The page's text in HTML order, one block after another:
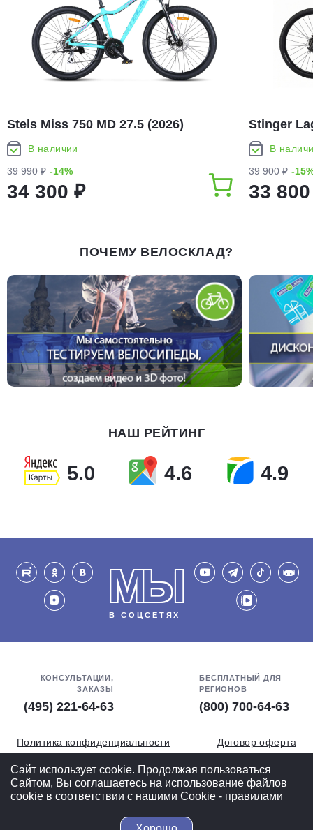
Stels Miss 750 MD 27.5 (2026)
В наличии
39 990 ₽ -14%
34 300 ₽
Stinger
В
39 900 ₽ -
33
ПОЧЕМУ ВЕЛОСКЛАД?
НАШ РЕЙТИНГ
5.0 4.6 4.9
МЫ
В СОЦСЕТЯХ
КОНСУЛЬТАЦИИ,
ЗАКАЗЫ
(495) 221-64-63
БЕСПЛАТНЫЙ ДЛЯ
РЕГИОНОВ
(800) 700-64-63
Политика конфиденциальности
Договор оферта
Обработка персональных данных
СОУТ
Полная версия
Сайт использует cookie. Продолжая пользоваться
Сайтом, Вы соглашаетесь на использование файлов
cookie в соответствии с нашими Cookiе - правилами